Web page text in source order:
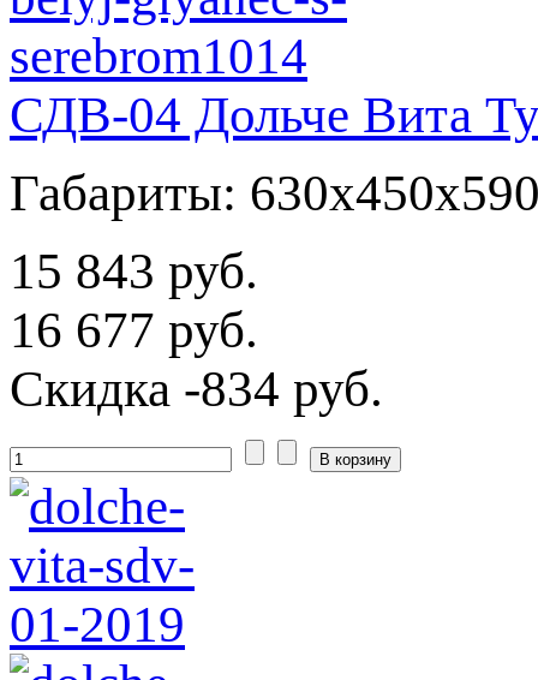
СДВ-04 Дольче Вита
Габариты:
15 843 руб.
16 677 руб.
Скидка -834 руб.